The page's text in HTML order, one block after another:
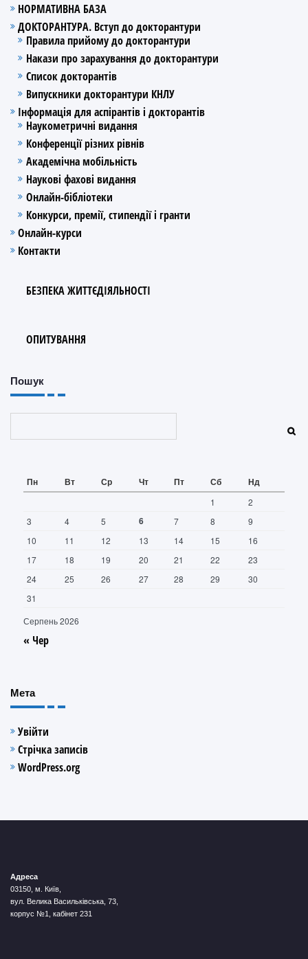
НОРМАТИВНА БАЗА
ДОКТОРАНТУРА. Вступ до докторантури
Правила прийому до докторантури
Накази про зарахування до докторантури
Список докторантів
Випускники докторантури КНЛУ
Інформація для аспірантів і докторантів
Наукометричні видання
Конференції різних рівнів
Академічна мобільність
Наукові фахові видання
Онлайн-бібліотеки
Конкурси, премії, стипендії і гранти
Онлайн-курси
Контакти
БЕЗПЕКА ЖИТТЄДІЯЛЬНОСТІ
ОПИТУВАННЯ
Пошук
Серпень 2026
Пн Вт Ср Чт Пт Сб Нд
1
2
3
4 5 6 7 8
9
10
11 12 13 14 15
16
17
18 19 20 21 22
23
24
25 26 27 28 29
30
31
« Чер
Мета
Увійти
Стрічка записів
WordPress.org
Адреса
03150, м. Київ,
вул. Велика Васильківська, 73,
корпус №1, кабінет 231